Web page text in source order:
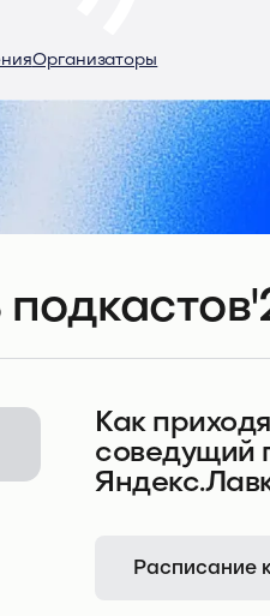
Организаторы
Как
соведущий
Расписание